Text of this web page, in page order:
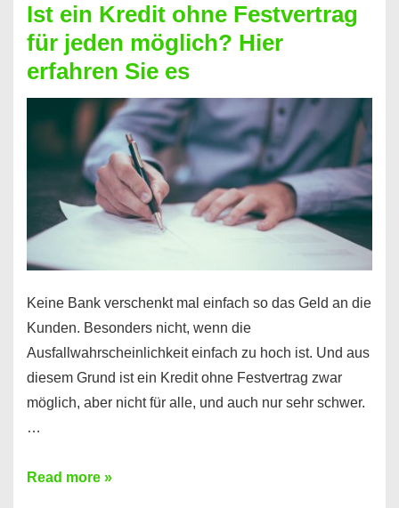
Prepaid
ist
nicht
nur
für
Handy
möglich!
Ist ein Kredit ohne Festvertrag
für jeden möglich? Hier
erfahren Sie es
Keine Bank verschenkt mal einfach so das Geld an die
Kunden. Besonders nicht, wenn die
Ausfallwahrscheinlichkeit einfach zu hoch ist. Und aus
diesem Grund ist ein Kredit ohne Festvertrag zwar
möglich, aber nicht für alle, und auch nur sehr schwer.
…
Ist
Read more »